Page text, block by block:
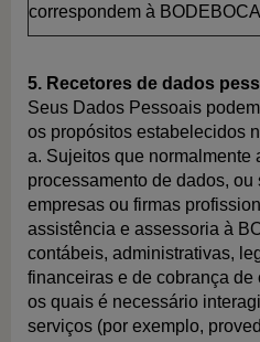
correspondem à
5. Recetores de dados
Seus Dados Pessoais
os propósitos estabelecidos
a. Sujeitos que normalmente
processamento de dados,
empresas ou firmas
assistência e assessoria à
contábeis, administrativas,
financeiras e de cobrança
os quais é necessário
serviços (por exemplo,